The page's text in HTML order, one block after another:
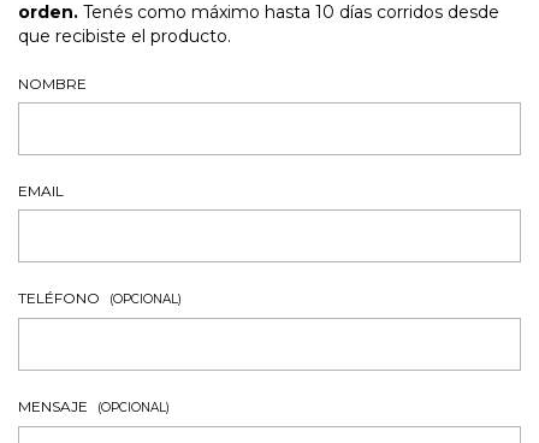
orden. Tenés como máximo hasta 10 días corridos desde
que recibiste el producto.
NOMBRE
EMAIL
TELÉFONO (OPCIONAL)
MENSAJE (OPCIONAL)